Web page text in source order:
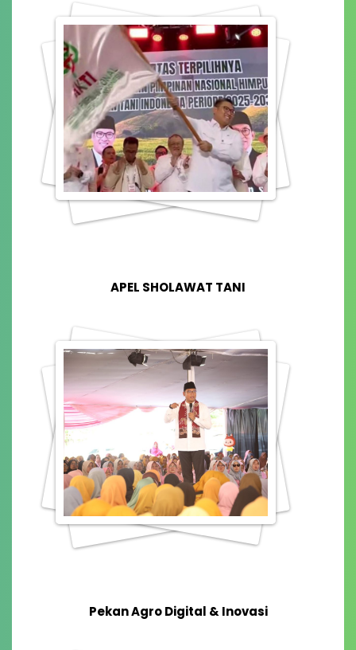
APEL SHOLAWAT TANI
Pekan Agro Digital & Inovasi